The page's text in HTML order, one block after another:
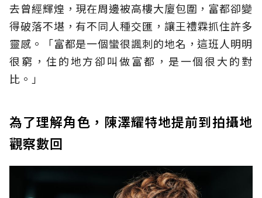
去曾經輝煌，現在周邊被高樓大廈包圍，富都卻變
得破落不堪，有不同人種交匯，讓王禮霖抓住許多
靈感。「富都是一個蠻很諷刺的地名，這班人明明
很窮，住的地方卻叫做富都，是一個很大的對
比。」
為了理解角色，陳澤耀特地提前到拍攝地
觀察數回